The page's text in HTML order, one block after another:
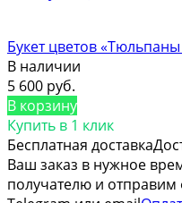
Букет цветов
В наличии
5 600 руб.
В корзину
Купить в 1 клик
Бесплатная доставка
Ваш заказ в нужное
получателю и